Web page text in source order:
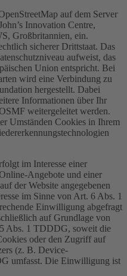
auf dem Server
Innovation Centre,
Großbritannien, ein.
sicherer Drittstaat. Das
aufweist, das
Union entspricht. Bei
wird eine Verbindung zu
hergestellt. Dabei
Informationen über Ihr
weitergeleitet werden.
Umständen Cookies in Ihrem
im Interesse einer
Angebote und einer
der Website angegebenen
im Sinne von Art. 6 Abs. 1
Einwilligung abgefragt
auf Grundlage von
Abs. 1 TDDDG, soweit die
oder den Zugriff auf
(z. B. Device-
umfasst. Die Einwilligung ist